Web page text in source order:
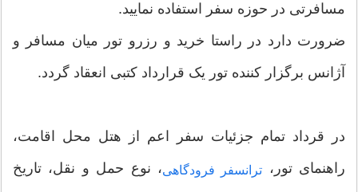
مسافرتی در حوزه سفر استفاده نمایید.
ضرورت دارد در راستا خرید و رزرو تور میان مسافر و
آژانس برگزار کننده تور یک قرارداد کتبی انعقاد گردد.
در قرداد تمام جزئیات سفر اعم از هتل محل اقامت،
راهنمای تور،
ترانسفر فرودگاهی، نوع حمل و نقل، تاریخ